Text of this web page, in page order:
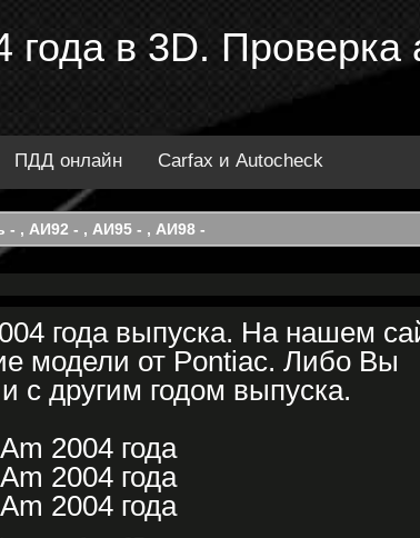
в 3D. Проверка
ПДД онлайн Carfax и Autocheck
- , АИ92 - , АИ95 - , АИ98 -
года выпуска. На нашем
модели от Pontiac. Либо Вы
с другим годом выпуска.